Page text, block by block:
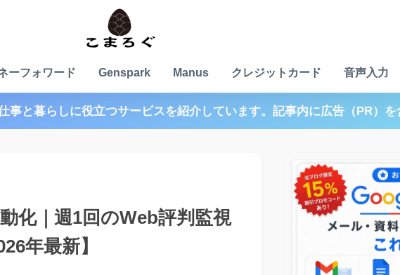
ーフォワード Genspark Manus クレジットカード 音声入力
と暮らしに役立つサービスを紹介しています。記事内に広告（PR）を
化｜週1回のWeb評判監視
年最新】